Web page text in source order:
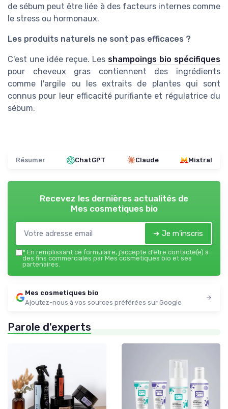
de sébum peut être liée à des facteurs internes comme
le stress ou hormonaux.
Les produits naturels ne sont pas efficaces ?
C'est une idée reçue. Les shampoings bio spécifiques
pour cheveux gras contiennent des ingrédients
comme l'argile ou les extraits de plantes qui sont
connus pour leur efficacité purifiante et régulatrice du
sébum.
Résumer ChatGPT Claude Mistral
Recevez les dernières actualités de
Mes cosmetiques bio
➔ Je m'inscris
* En remplissant ce formulaire, j’accepte d’être contacté(e) à
des fins commerciales par Mes cosmetiques bio et ses
partenaires.
Mes cosmetiques bio
Ajoutez-nous à vos sources préférées sur Google
Parole d'experts